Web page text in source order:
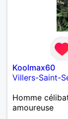
Néanmoins,
qu’impatient.
bien
homme facile
d’apprendre
ravi….A très
Koolmax60
Villers-Saint-
Homme
amoureuse